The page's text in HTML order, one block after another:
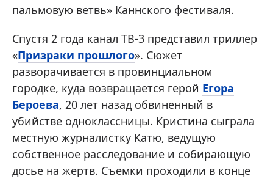
пальмовую ветвь» Каннского фестиваля.
Спустя 2 года канал ТВ-3 представил триллер
«Призраки прошлого». Сюжет
разворачивается в провинциальном
городке, куда возвращается герой Егора
Бероева, 20 лет назад обвиненный в
убийстве одноклассницы. Кристина сыграла
местную журналистку Катю, ведущую
собственное расследование и собирающую
досье на жертв. Съемки проходили в конце